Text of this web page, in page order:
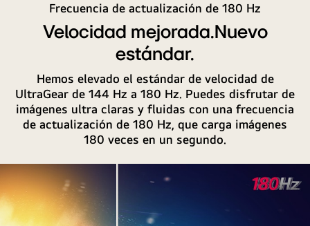
Frecuencia de actualización de 180 Hz
Velocidad mejorada.Nuevo
estándar.
Hemos elevado el estándar de velocidad de
UltraGear de 144 Hz a 180 Hz. Puedes disfrutar de
imágenes ultra claras y fluidas con una frecuencia
de actualización de 180 Hz, que carga imágenes
180 veces en un segundo.